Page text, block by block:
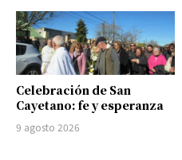
Celebración de San
Cayetano: fe y esperanza
9 agosto 2026